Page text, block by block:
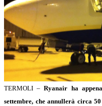
TERMOLI – Ryanair ha
settembre, che annullerà circa